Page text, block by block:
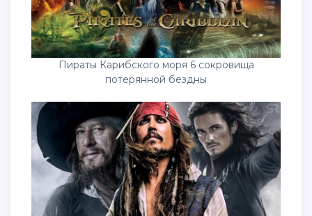
Пираты Карибского моря 6 сокровища
потерянной бездны